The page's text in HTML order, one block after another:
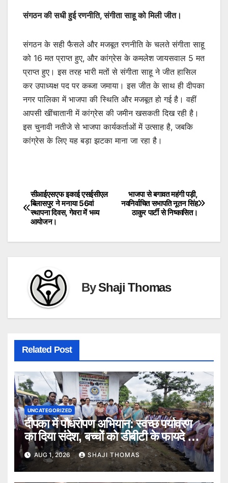
संगठन की सधी हुई रणनीति, संगीता साहू को मिली जीत।
संगठन के सही फैसले और मजबूत रणनीति के चलते संगीता साहू
को 16 मत प्राप्त हुए, और कांग्रेस के कमलेश जायसवाल 5 मत
प्राप्त हुए। इस तरह भारी मतों से संगीता साहू ने जीत हासिल
कर उपाध्यक्ष पद पर कब्जा जमाया। इस जीत के साथ ही दीपका
नगर पालिका में भाजपा की स्थिति और मजबूत हो गई है। वहीं
आपसी खींचातानी में कांग्रेस की जमीन खसकती दिख रही है।
इस चुनावी नतीजे से भाजपा कार्यकर्ताओं में उत्साह है, जबकि
कांग्रेस के लिए यह बड़ा झटका माना जा रहा है।
Post
navigation
भाजपा से बगावत महंगी पड़ी,
नवनिर्वाचित सभापति नूतन सिंह
ठाकुर पार्टी से निष्कासित।
सीआईएसएफ इकाई एसईसीएल
बिलासपुर ने मनाया 56वां
स्थापना दिवस, गेवरा में भव्य
आयोजन।
ByShaji Thomas
Related Post
UNCATEGORIZED
दीपका में पौधरोपण अभियान: स्वच्छ पर्यावरण
का दिया संदेश, बच्चों को डीबीटी के फायदे भी
बताए।
AUG 1, 2026 SHAJI THOMAS